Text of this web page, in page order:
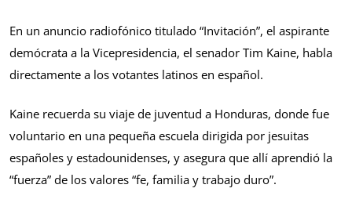
En un anuncio radiofónico titulado “Invitación”, el aspirante
demócrata a la Vicepresidencia, el senador Tim Kaine, habla
directamente a los votantes latinos en español.
Kaine recuerda su viaje de juventud a Honduras, donde fue
voluntario en una pequeña escuela dirigida por jesuitas
españoles y estadounidenses, y asegura que allí aprendió la
“fuerza” de los valores “fe, familia y trabajo duro”.